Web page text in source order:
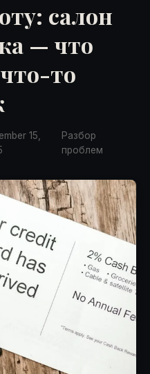
салон
— что
то
15,
Разбор
проблем